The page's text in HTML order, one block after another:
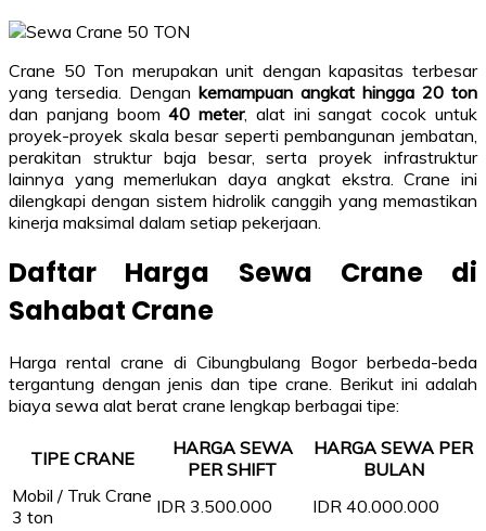
Crane 50 Ton merupakan unit dengan kapasitas terbesar
yang tersedia. Dengan kemampuan angkat hingga 20 ton
dan panjang boom40 meter, alat ini sangat cocok untuk
proyek-proyek skala besar seperti pembangunan jembatan,
perakitan struktur baja besar, serta proyek infrastruktur
lainnya yang memerlukan daya angkat ekstra. Crane ini
dilengkapi dengan sistem hidrolik canggih yang memastikan
kinerja maksimal dalam setiap pekerjaan.
Daftar Harga Sewa Crane di
Sahabat Crane
Harga rental crane di Cibungbulang Bogor berbeda-beda
tergantung dengan jenis dan tipe crane. Berikut ini adalah
biaya sewa alat berat crane lengkap berbagai tipe:
TIPE CRANE
HARGA SEWA
PER SHIFT
HARGA SEWA PER
BULAN
Mobil / Truk Crane
3 ton
IDR 3.500.000
IDR 40.000.000